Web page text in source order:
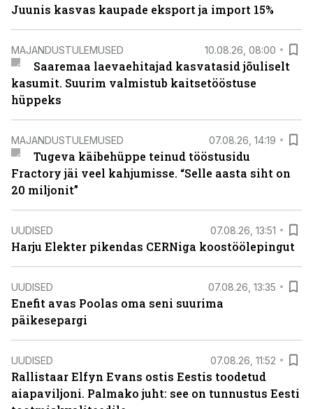
Juunis kasvas kaupade eksport ja import 15%
MAJANDUSTULEMUSED 10.08.26, 08:00
Saaremaa laevaehitajad kasvatasid jõuliselt
kasumit. Suurim valmistub kaitsetööstuse
hüppeks
MAJANDUSTULEMUSED 07.08.26, 14:19
Tugeva käibehüppe teinud tööstusidu
Fractory jäi veel kahjumisse. “Selle aasta siht on
20 miljonit”
UUDISED 07.08.26, 13:51
Harju Elekter pikendas CERNiga koostöölepingut
UUDISED 07.08.26, 13:35
Enefit avas Poolas oma seni suurima
päikesepargi
UUDISED 07.08.26, 11:52
Rallistaar Elfyn Evans ostis Eestis toodetud
aiapaviljoni. Palmako juht: see on tunnustus Eesti